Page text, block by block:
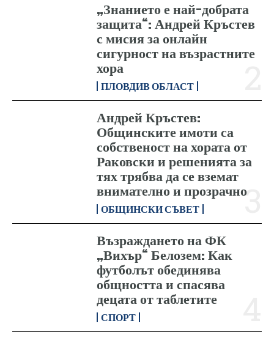
„Знанието е най-добрата
защита“: Андрей Кръстев
с мисия за онлайн
сигурност на възрастните
хора
ПЛОВДИВ ОБЛАСТ
Андрей Кръстев:
Общинските имоти са
собственост на хората от
Раковски и решенията за
тях трябва да се вземат
внимателно и прозрачно
ОБЩИНСКИ СЪВЕТ
Възраждането на ФК
„Вихър“ Белозем: Как
футболът обединява
общността и спасява
децата от таблетите
СПОРТ